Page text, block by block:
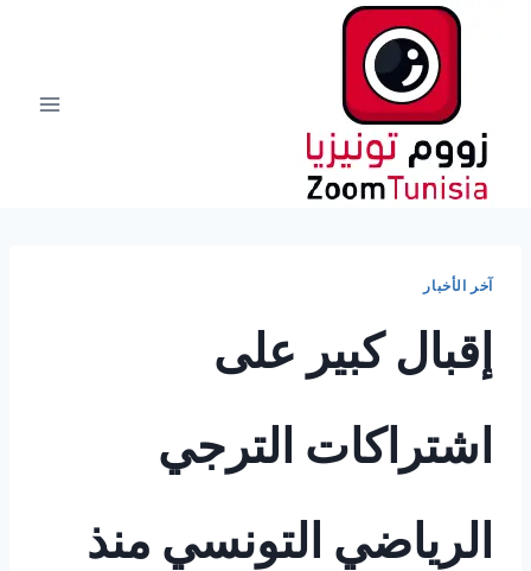
آخر الأخبار
إقبال كبير على
اشتراكات الترجي
الرياضي التونسي منذ